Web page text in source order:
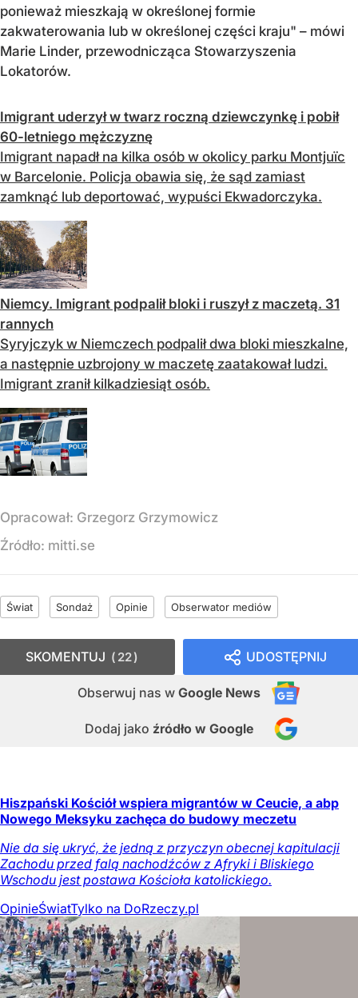
ponieważ mieszkają w określonej formie
zakwaterowania lub w określonej części kraju" – mówi
Marie Linder, przewodnicząca Stowarzyszenia
Lokatorów.
Imigrant uderzył w twarz roczną dziewczynkę i pobił
60-letniego mężczyznę
Imigrant napadł na kilka osób w okolicy parku Montjuïc
w Barcelonie. Policja obawia się, że sąd zamiast
zamknąć lub deportować, wypuści Ekwadorczyka.
Niemcy. Imigrant podpalił bloki i ruszył z maczetą. 31
rannych
Syryjczyk w Niemczech podpalił dwa bloki mieszkalne,
a następnie uzbrojony w maczetę zaatakował ludzi.
Imigrant zranił kilkadziesiąt osób.
Opracował: Grzegorz Grzymowicz
Źródło: mitti.se
Świat Sondaż Opinie Obserwator mediów
UDOSTĘPNIJ
Obserwuj nas w Google News
Dodaj jako źródło w Google
SKOMENTUJ 22
Hiszpański Kościół wspiera migrantów w Ceucie, a abp
Nowego Meksyku zachęca do budowy meczetu
Nie da się ukryć, że jedną z przyczyn obecnej kapitulacji
Zachodu przed falą nachodźców z Afryki i Bliskiego
Wschodu jest postawa Kościoła katolickiego.
OpinieŚwiatTylko na DoRzeczy.pl